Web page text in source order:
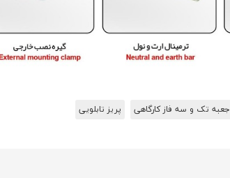
جعبه تک و سه فاز کارگاهی پریز تابلویی